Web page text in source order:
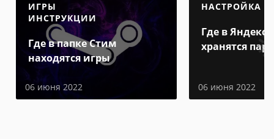
ИГРЫ
ИНСТРУКЦИИ
Где в папке Стим
находятся игры
06 июня 2022
НАСТРОЙКА
Где в Яндекс
хранятся
06 июня 2022